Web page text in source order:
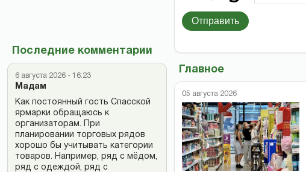
Последние комментарии
6 августа 2026 - 16:23
Мадам
Как постоянный гость Спасской
ярмарки обращаюсь к
организаторам. При
планировании торговых рядов
хорошо бы учитывать категории
товаров. Например, ряд с мёдом,
ряд с одеждой, ряд с
Отправить
Главное
05 августа 2026